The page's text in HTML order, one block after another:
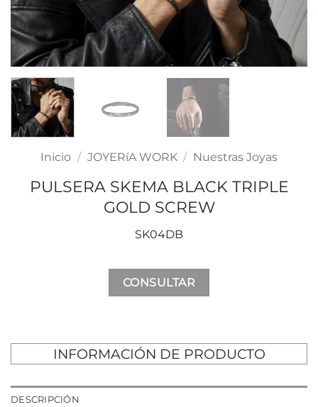
Inicio / JOYERíA WORK / Nuestras Joyas
PULSERA SKEMA BLACK TRIPLE
GOLD SCREW
SK04DB
CONSULTAR
INFORMACIÓN DE PRODUCTO
DESCRIPCIÓN